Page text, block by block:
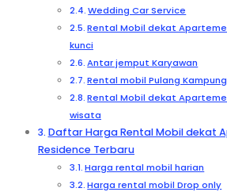
Wedding Car Service
Rental Mobil dekat
kunci
Antar jemput Karyawan
Rental mobil Pulang
Rental Mobil dekat
wisata
Daftar Harga Rental Mobil dekat
Residence Terbaru
Harga rental mobil harian
Harga rental mobil Drop only